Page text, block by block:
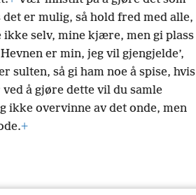
det er mulig, så hold fred med alle,
ikke selv, mine kjære, men gi plass
er min, jeg vil gjengjelde’,
sulten, så gi ham noe å spise, hvis
å gjøre dette vil du samle
ikke overvinne av det onde, men
+